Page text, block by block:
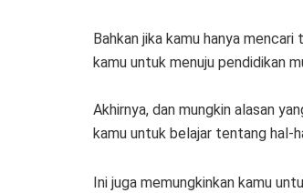
Bahkan jika kamu hanya
kamu untuk menuju pendidikan
Akhirnya, dan mungkin alasan
kamu untuk belajar tentang hal-
Ini juga memungkinkan kamu